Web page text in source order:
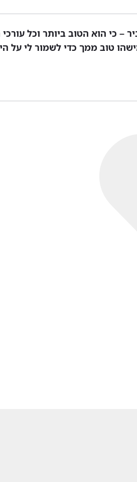
– כי הוא הטוב ביותר וכל
טוב ממך כדי לשמור לי על